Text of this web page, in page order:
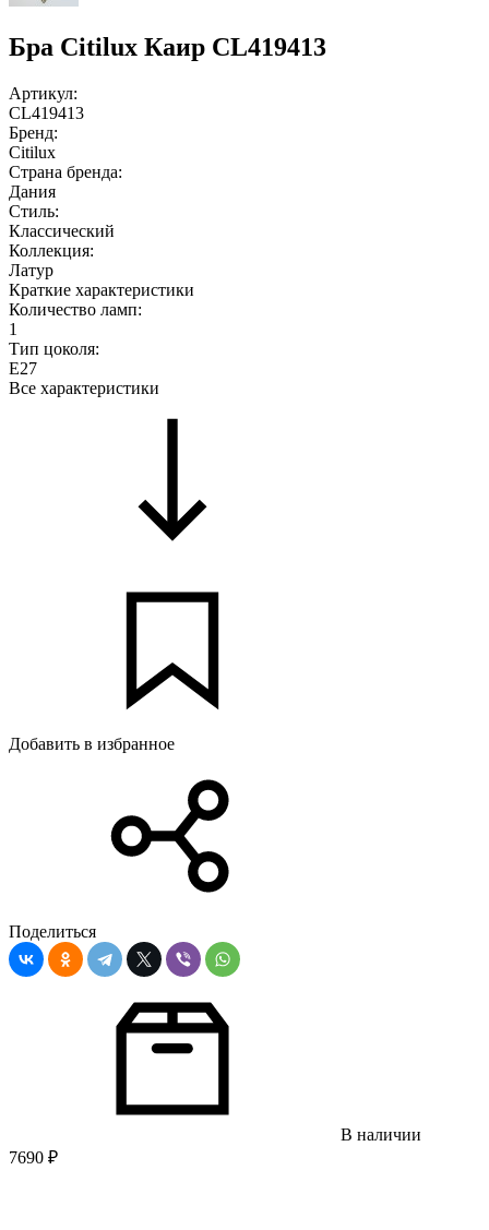
Бра Citilux Каир CL419413
Артикул:
CL419413
Бренд:
Citilux
Страна бренда:
Дания
Стиль:
Классический
Коллекция:
Латур
Краткие характеристики
Количество ламп:
1
Тип цоколя:
E27
Все характеристики
Добавить в избранное
Поделиться
В наличии
7690 ₽